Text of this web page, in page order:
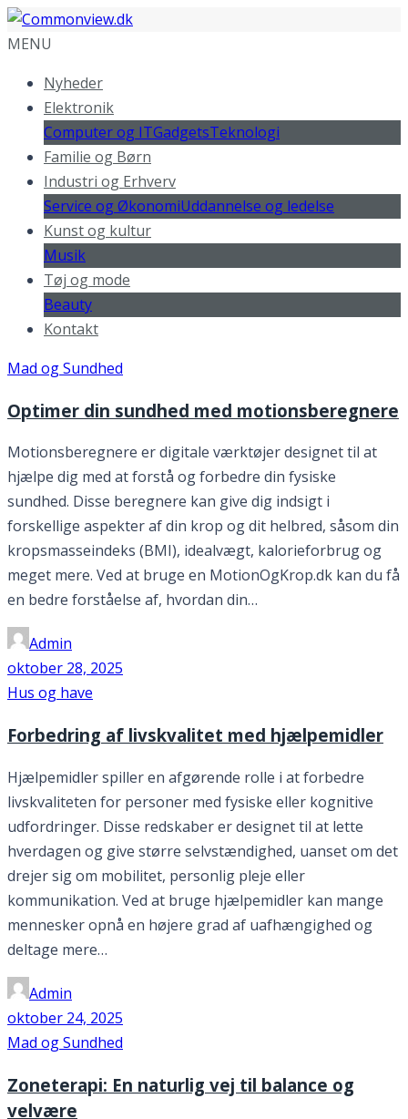
MENU
Nyheder
Elektronik
Computer og ITGadgetsTeknologi
Familie og Børn
Industri og Erhverv
Service og ØkonomiUddannelse og ledelse
Kunst og kultur
Musik
Tøj og mode
Beauty
Kontakt
Mad og Sundhed
Optimer din sundhed med motionsberegnere
Motionsberegnere er digitale værktøjer designet til at
hjælpe dig med at forstå og forbedre din fysiske
sundhed. Disse beregnere kan give dig indsigt i
forskellige aspekter af din krop og dit helbred, såsom din
kropsmasseindeks (BMI), idealvægt, kalorieforbrug og
meget mere. Ved at bruge en MotionOgKrop.dk kan du få
en bedre forståelse af, hvordan din…
Admin
oktober 28, 2025
Hus og have
Forbedring af livskvalitet med hjælpemidler
Hjælpemidler spiller en afgørende rolle i at forbedre
livskvaliteten for personer med fysiske eller kognitive
udfordringer. Disse redskaber er designet til at lette
hverdagen og give større selvstændighed, uanset om det
drejer sig om mobilitet, personlig pleje eller
kommunikation. Ved at bruge hjælpemidler kan mange
mennesker opnå en højere grad af uafhængighed og
deltage mere…
Admin
oktober 24, 2025
Mad og Sundhed
Zoneterapi: En naturlig vej til balance og
velvære